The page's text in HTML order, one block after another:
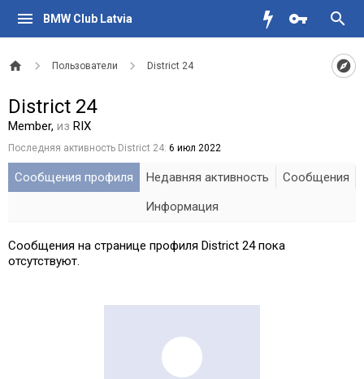
BMW Club Latvia
Пользователи District 24
District 24
Member, из RIX
Последняя активность District 24: 6 июл 2022
Сообщения профиля Недавняя активность
Сообщения
Информация
Сообщения на странице профиля District 24 пока
отсутствуют.